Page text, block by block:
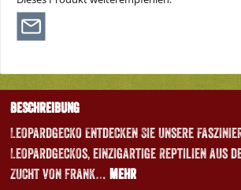
Beschreibung
Leopardgecko Entdecken Sie unsere
Leopardgeckos, einzigartige Reptilien aus
Zucht von Frank… Mehr